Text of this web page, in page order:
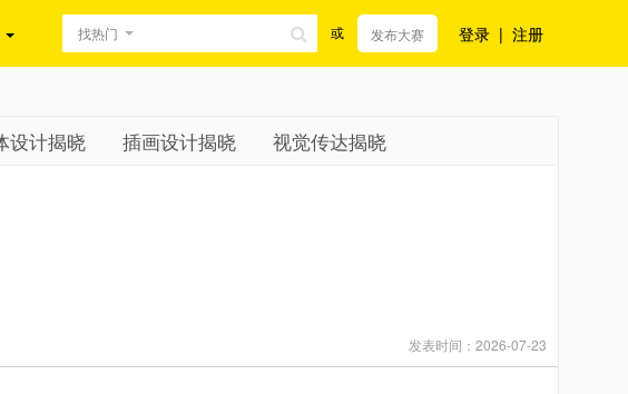
找热门 或 发布大赛 登录 | 注册
设计揭晓 插画设计揭晓 视觉传达揭晓
发表时间：2026-07-23